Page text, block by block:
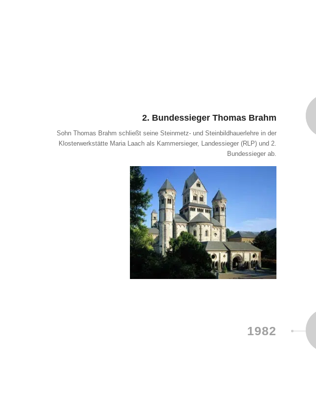
2. Bundessieger Thomas Brahm
Sohn Thomas Brahm schließt seine Steinmetz- und Steinbildhauerlehre in der
Klosterwerkstätte Maria Laach als Kammersieger, Landessieger (RLP) und 2.
Bundessieger ab.
1982